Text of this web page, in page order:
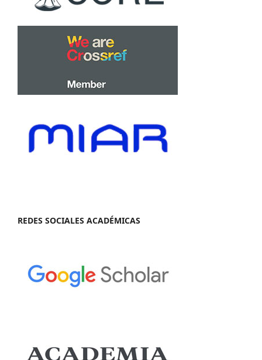
REDES SOCIALES ACADÉMICAS